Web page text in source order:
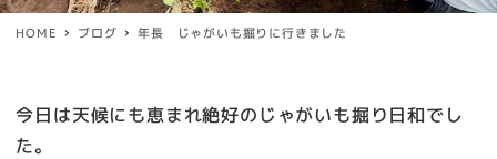
HOME ブログ 年長 じゃがいも掘りに行きました
今日は天候にも恵まれ絶好のじゃがいも掘り日和でし
た。